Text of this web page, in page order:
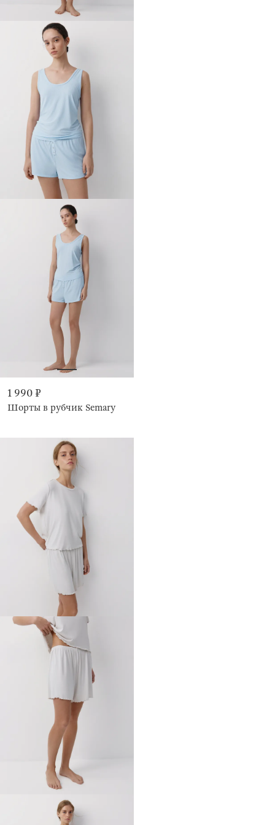
1 990 ₽
Шорты в рубчик Semary